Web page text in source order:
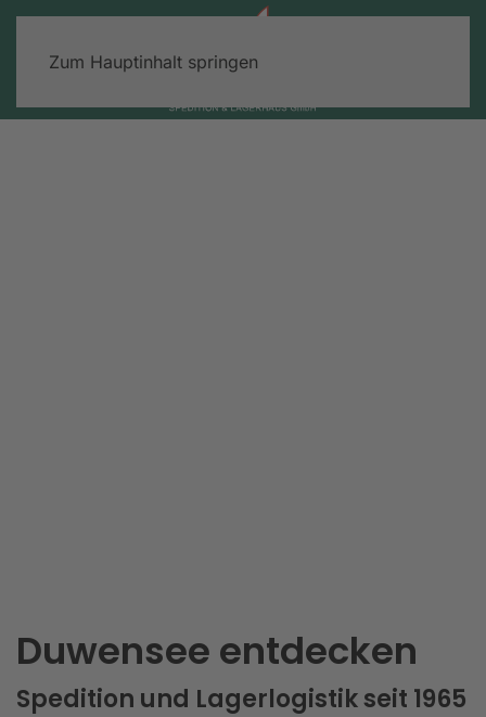
Zum Hauptinhalt springen
Duwensee entdecken
Spedition und Lagerlogistik seit 1965